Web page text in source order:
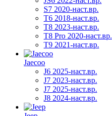
S7 2020-наст.вр.
T6 2018-наст.вр.
T8 2023-наст.вр.
T8 Pro 2020-наст.вр.
T9 2021-наст.вр.
Jaecoo
J6 2025-наст.вр.
J7 2023-наст.вр.
J7 2025-наст.вр.
J8 2024-наст.вр.